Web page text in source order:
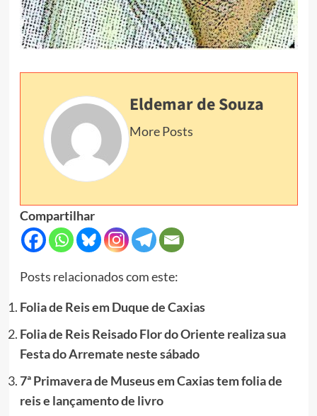
Eldemar de Souza
More Posts
Compartilhar
Posts relacionados com este:
Folia de Reis em Duque de Caxias
Folia de Reis Reisado Flor do Oriente realiza sua
Festa do Arremate neste sábado
7ª Primavera de Museus em Caxias tem folia de
reis e lançamento de livro